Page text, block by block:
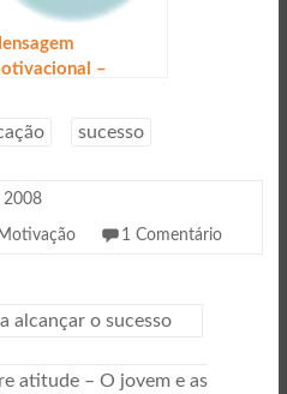
–
sucesso
2008
Motivação 1 Comentário
alcançar o sucesso
atitude – O jovem e as